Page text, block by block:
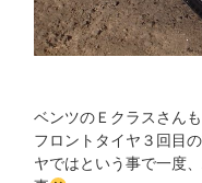
ベンツのＥクラスさんも
フロントタイヤ３回目
ヤではという事で一度